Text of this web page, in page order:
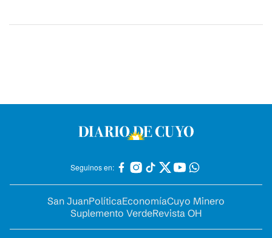
Seguinos en:
San JuanPolíticaEconomíaCuyo Minero
Suplemento VerdeRevista OH